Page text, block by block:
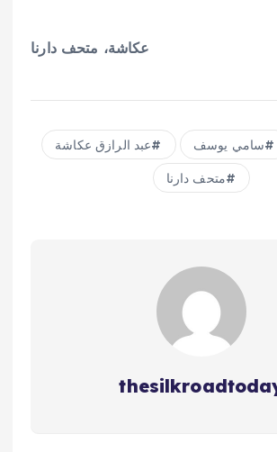
عكاشة، متحف دارنا
سامي يوسف عبد الرازق عكاشة
متحف دارنا